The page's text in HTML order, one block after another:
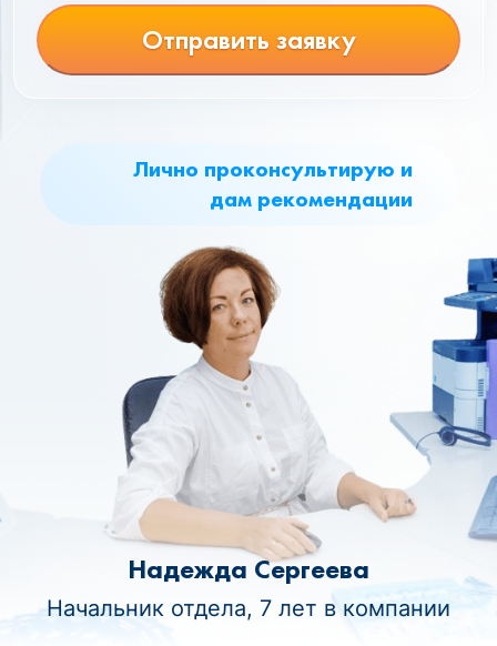
Лично проконсультирую и
дам рекомендации
Надежда Сергеева
Начальник отдела, 7 лет в компании
Отправить заявку